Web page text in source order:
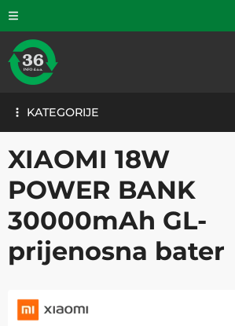
KATEGORIJE
KATEGORIJE
XIAOMI 18W
POWER BANK
30000mAh GL-
prijenosna bater